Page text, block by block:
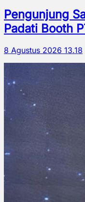
Pengunjung
Padati Booth
8 Agustus 2026 13.18